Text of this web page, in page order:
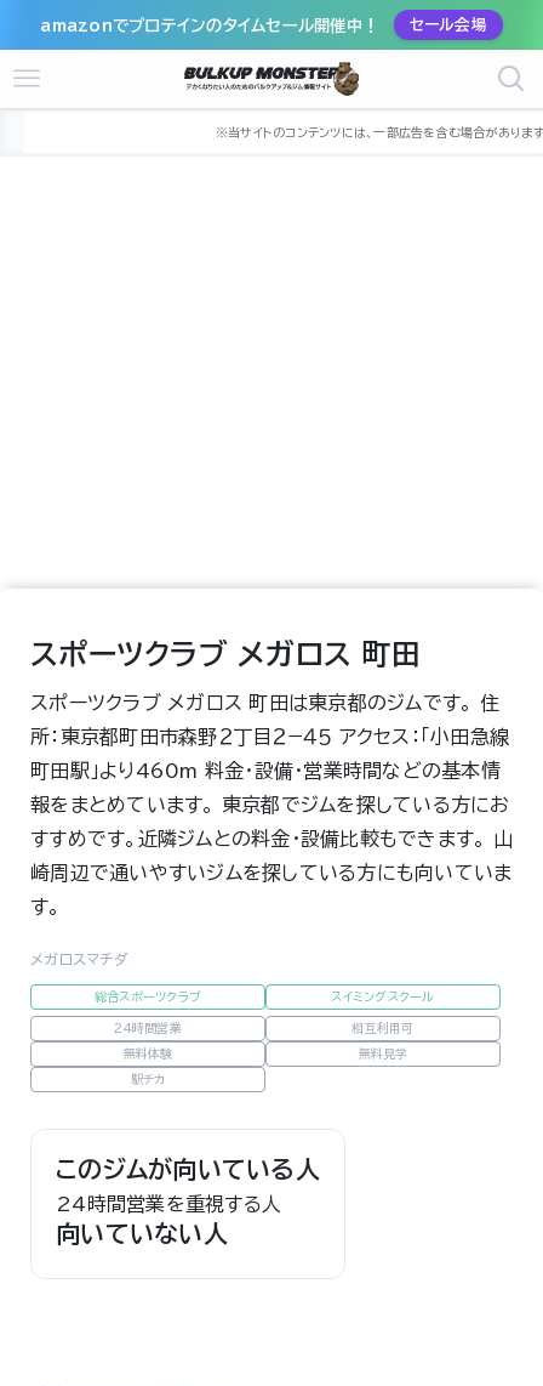
amazonでプロテインのタイムセール開催中！ セール会場
東京都 町田市
スポーツクラブ メガロス 町田
スポーツクラブ メガロス 町田は東京都のジムです。 住
所：東京都町田市森野２丁目２−４５ アクセス：「小田急線
町田駅」より460m 料金・設備・営業時間などの基本情
報をまとめています。 東京都でジムを探している方にお
すすめです。近隣ジムとの料金・設備比較もできます。 山
崎周辺で通いやすいジムを探している方にも向いていま
す。
メガロスマチダ
総合スポーツクラブ スイミングスクール
24時間営業 相互利用可
無料体験 無料見学
駅チカ
このジムが向いている人
24時間営業を重視する人
向いていない人